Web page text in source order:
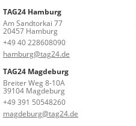
TAG24 Hamburg
Am Sandtorkai 77
20457 Hamburg
+49 40 228608090
hamburg@tag24.de
TAG24 Magdeburg
Breiter Weg 8-10A
39104 Magdeburg
+49 391 50548260
magdeburg@tag24.de